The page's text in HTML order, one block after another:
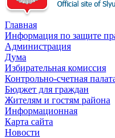
Главная
Информация по защите
Администрация
Дума
Избирательная комиссия
Контрольно-счетная
Бюджет для граждан
Жителям и гостям района
Информационная
Карта сайта
Новости